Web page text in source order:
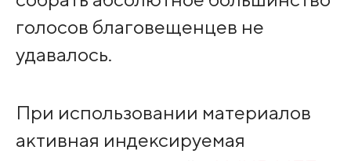
голосов благовещенцев не
удавалось.
При использовании материалов
активная индексируемая